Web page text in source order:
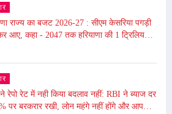
राज्य का बजट 2026-27 : सीएम केसरिया पगड़ी
- 2047 तक हरियाणा की 1 ट्रिलियन
रेपो रेट में नही किया बदलाव नहीं: RBI ने ब्याज दर
पर बरकरार रखी, लोन महंगे नहीं होंगे और आपकी